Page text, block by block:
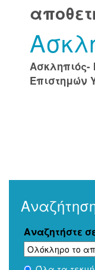
Ασκληπιός-
Επιστημών
Αναζητήστε